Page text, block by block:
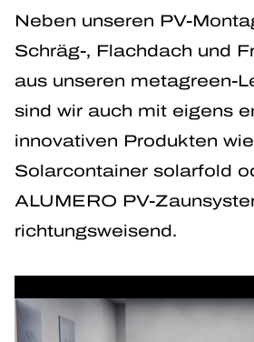
Neben unseren PV-
Schräg-, Flachdach und
aus unseren metagreen-
sind wir auch mit eigens
innovativen Produkten
Solarcontainer solarfold
ALUMERO PV-
richtungsweisend.